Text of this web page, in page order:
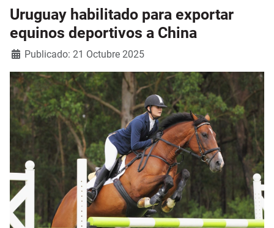
Uruguay habilitado para exportar
equinos deportivos a China
Detalles
Publicado: 21 Octubre 2025